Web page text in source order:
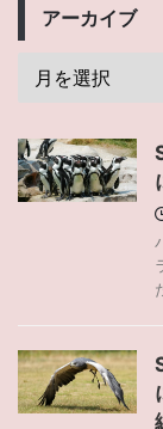
アーカイブ